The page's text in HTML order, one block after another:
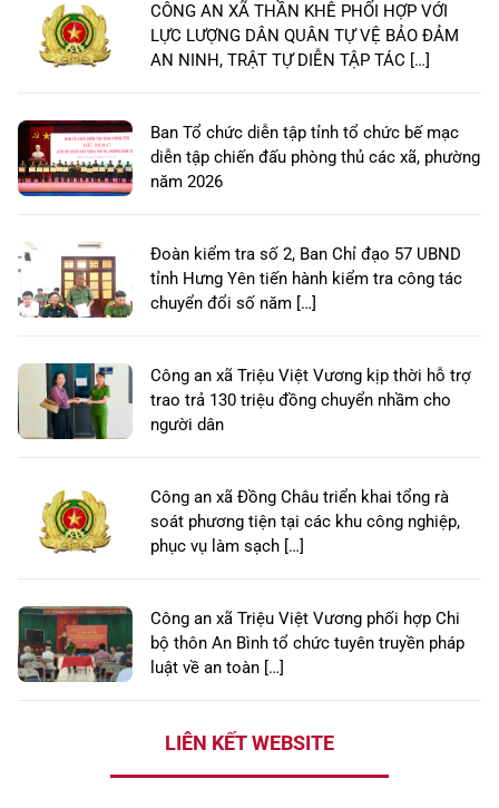
CÔNG AN XÃ THẦN KHÊ PHỐI HỢP VỚI
LỰC LƯỢNG DÂN QUÂN TỰ VỆ BẢO ĐẢM
AN NINH, TRẬT TỰ DIỄN TẬP TÁC […]
Ban Tổ chức diễn tập tỉnh tổ chức bế mạc
diễn tập chiến đấu phòng thủ các xã, phường
năm 2026
Đoàn kiểm tra số 2, Ban Chỉ đạo 57 UBND
tỉnh Hưng Yên tiến hành kiểm tra công tác
chuyển đổi số năm […]
Công an xã Triệu Việt Vương kịp thời hỗ trợ
trao trả 130 triệu đồng chuyển nhầm cho
người dân
Công an xã Đồng Châu triển khai tổng rà
soát phương tiện tại các khu công nghiệp,
phục vụ làm sạch […]
Công an xã Triệu Việt Vương phối hợp Chi
bộ thôn An Bình tổ chức tuyên truyền pháp
luật về an toàn […]
LIÊN KẾT WEBSITE